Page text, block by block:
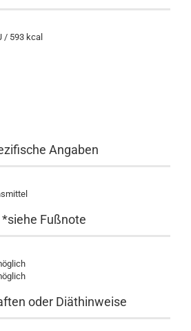
/ 593 kcal
Angaben
Fußnote
oder Diäthinweise